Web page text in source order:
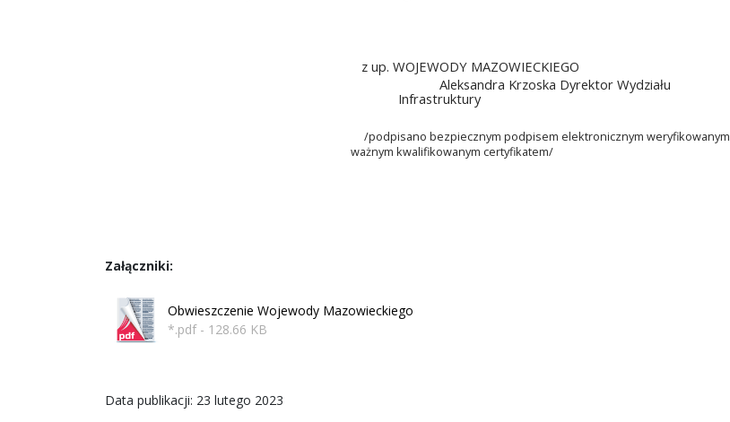
z up. WOJEWODY MAZOWIECKIEGO
Aleksandra Krzoska Dyrektor Wydziału
Infrastruktury
/podpisano bezpiecznym podpisem elektronicznym weryfikowanym
ważnym kwalifikowanym certyfikatem/
Załączniki:
Obwieszczenie Wojewody Mazowieckiego
*.pdf - 128.66 KB
Data publikacji: 23 lutego 2023